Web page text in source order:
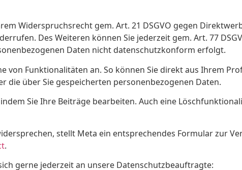
Widerspruchsrecht gem. Art. 21 DSGVO gegen
Des Weiteren können Sie jederzeit gem. Art. 77
Daten nicht datenschutzkonform erfolgt.
von Funktionalitäten an. So können Sie direkt aus Ihrem
über Sie gespeicherten personenbezogenen Daten.
Sie Ihre Beiträge bearbeiten. Auch eine
stellt Meta ein entsprechendes Formular zur
.
gerne jederzeit an unsere Datenschutzbeauftragte: